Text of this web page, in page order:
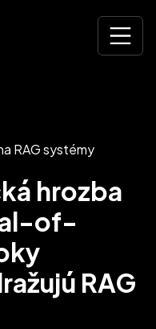
RAG systémy
hrozba
of-
RAG